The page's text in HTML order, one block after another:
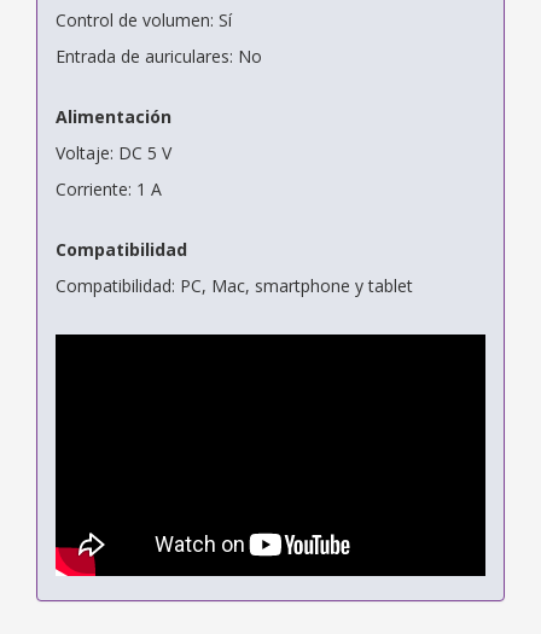
Control de volumen: Sí
Entrada de auriculares: No
Alimentación
Voltaje: DC 5 V
Corriente: 1 A
Compatibilidad
Compatibilidad: PC, Mac, smartphone y tablet